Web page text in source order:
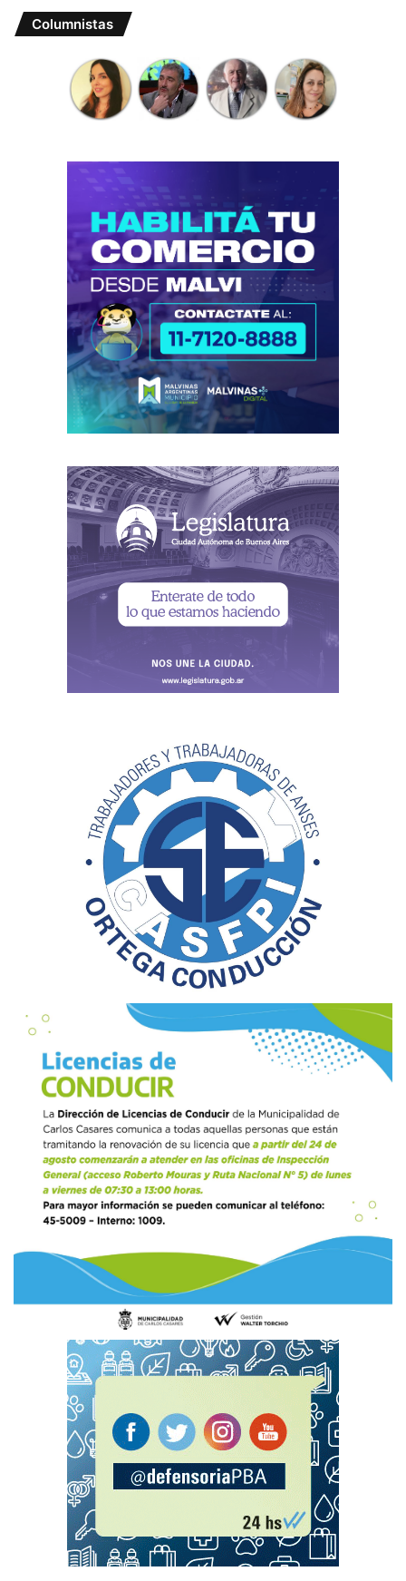
Columnistas